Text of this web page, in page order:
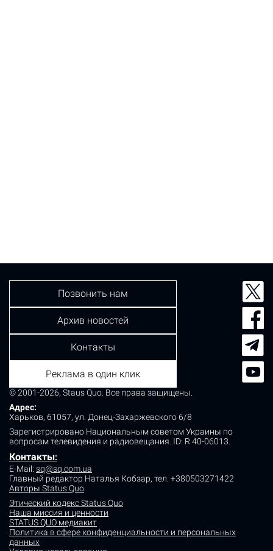
© 2001-2026, Staus Quo. Все права защищены.
Адрес:
Харьков, 61057, ул. Донец-Захаржевского 6/8
Зарегистрировано Национальным советом Украины по
вопросам телевидения и радиовещания. ID: R 40-06013.
Контакты:
E-Mail: sq@sq.com.ua
Главный редактор Наталья Кобзар, тел. +380503271422
Авторы Status Quo
Этический кодекс Status Quo
Наша миссия и ценности
STATUS QUO медиакит
Политика в сфере конфиденциальности и персональных
данных
Позвонить нам
Архив новостей
Контакты
Реклама в один клик